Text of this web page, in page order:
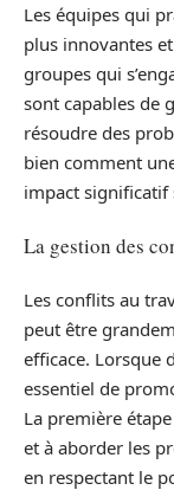
Les équipes qui
plus innovantes
groupes qui
sont capables de
résoudre des
bien comment
impact significatif
La gestion des
Les conflits au
peut être
efficace. Lorsque
essentiel de
La première
et à aborder les
en respectant le